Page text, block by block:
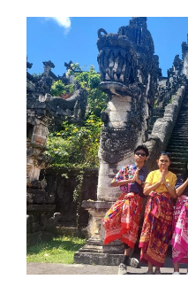
Indonesia
di
Grup
Neraka”